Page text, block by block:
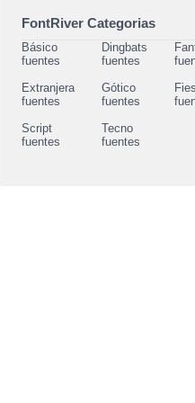
FontRiver Categorias
Básico
fuentes
Dingbats
fuentes
Extranjera
fuentes
Gótico
fuentes
Script
fuentes
Tecno
fuentes